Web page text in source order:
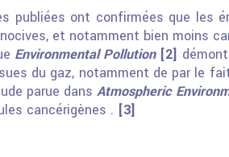
publiées ont confirmées que
et notamment bien moins
Environmental Pollution [2]
du gaz, notamment de par le
parue dansAtmospheric
cancérigènes . [3]